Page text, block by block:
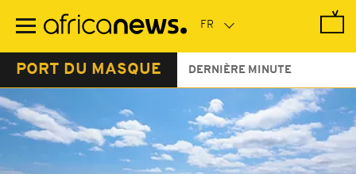
contenu
PORT DU MASQUE DERNIÈRE MINUTE